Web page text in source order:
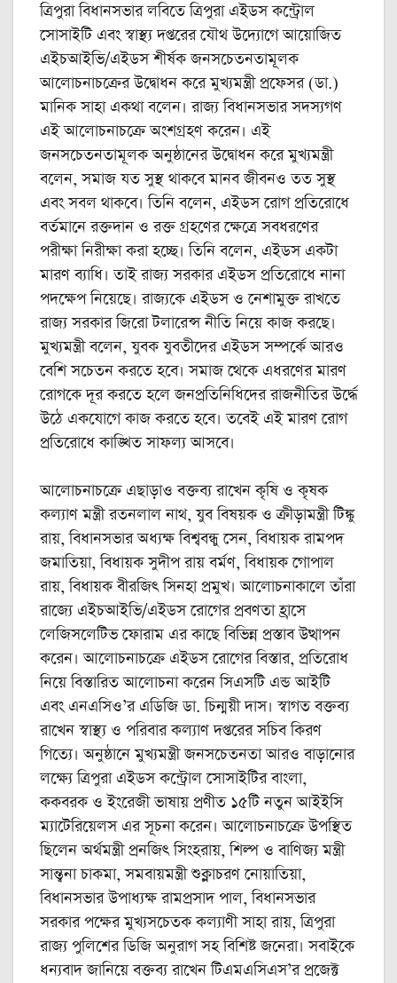
ত্রিপুরা বিধানসভার লবিতে ত্রিপুরা এইডস কন্ট্রোল
সোসাইটি এবং স্বাস্থ্য দপ্তরের যৌথ উদ্যোগে আয়োজিত
এইচআইভি/এইডস শীর্ষক জনসচেতনতামূলক
আলোচনাচক্রের উদ্বোধন করে মুখ্যমন্ত্রী প্রফেসর (ডা.)
মানিক সাহা একথা বলেন। রাজ্য বিধানসভার সদস্যগণ
এই আলোচনাচক্রে অংশগ্রহণ করেন। এই
জনসচেতনতামূলক অনুষ্ঠানের উদ্বোধন করে মুখ্যমন্ত্রী
বলেন, সমাজ যত সুস্থ থাকবে মানব জীবনও তত সুস্থ
এবং সবল থাকবে। তিনি বলেন, এইডস রোগ প্রতিরোধে
বর্তমানে রক্তদান ও রক্ত গ্রহণের ক্ষেত্রে সবধরণের
পরীক্ষা নিরীক্ষা করা হচ্ছে। তিনি বলেন, এইডস একটা
মারণ ব্যাধি। তাই রাজ্য সরকার এইডস প্রতিরোধে নানা
পদক্ষেপ নিয়েছে। রাজ্যকে এইডস ও নেশামুক্ত রাখতে
রাজ্য সরকার জিরো টলারেন্স নীতি নিয়ে কাজ করছে।
মুখ্যমন্ত্রী বলেন, যুবক যুবতীদের এইডস সম্পর্কে আরও
বেশি সচেতন করতে হবে। সমাজ থেকে এধরণের মারণ
রোগকে দূর করতে হলে জনপ্রতিনিধিদের রাজনীতির উর্দ্ধে
উঠে একযোগে কাজ করতে হবে। তবেই এই মারণ রোগ
প্রতিরোধে কাঙ্খিত সাফল্য আসবে।
আলোচনাচক্রে এছাড়াও বক্তব্য রাখেন কৃষি ও কৃষক
কল্যাণ মন্ত্রী রতনলাল নাথ, যুব বিষয়ক ও ক্রীড়ামন্ত্রী টিঙ্কু
রায়, বিধানসভার অধ্যক্ষ বিশ্ববন্ধু সেন, বিধায়ক রামপদ
জমাতিয়া, বিধায়ক সুদীপ রায় বর্মণ, বিধায়ক গোপাল
রায়, বিধায়ক বীরজিৎ সিনহা প্রমুখ। আলোচনাকালে তাঁরা
রাজ্যে এইচআইভি/এইডস রোগের প্রবণতা হ্রাসে
লেজিসলেটিভ ফোরাম এর কাছে বিভিন্ন প্রস্তাব উত্থাপন
করেন। আলোচনাচক্রে এইডস রোগের বিস্তার, প্রতিরোধ
নিয়ে বিস্তারিত আলোচনা করেন সিএসটি এন্ড আইটি
এবং এনএসিও’র এডিজি ডা. চিন্ময়ী দাস। স্বাগত বক্তব্য
রাখেন স্বাস্থ্য ও পরিবার কল্যাণ দপ্তরের সচিব কিরণ
গিত্যে। অনুষ্ঠানে মুখ্যমন্ত্রী জনসচেতনতা আরও বাড়ানোর
লক্ষ্যে ত্রিপুরা এইডস কন্ট্রোল সোসাইটির বাংলা,
ককবরক ও ইংরেজী ভাষায় প্রণীত ১৫টি নতুন আইইসি
ম্যাটেরিয়েলস এর সূচনা করেন। আলোচনাচক্রে উপস্থিত
ছিলেন অর্থমন্ত্রী প্রনজিৎ সিংহরায়, শিল্প ও বাণিজ্য মন্ত্রী
সান্ত্বনা চাকমা, সমবায়মন্ত্রী শুক্লাচরণ নোয়াতিয়া,
বিধানসভার উপাধ্যক্ষ রামপ্রসাদ পাল, বিধানসভার
সরকার পক্ষের মুখ্যসচেতক কল্যাণী সাহা রায়, ত্রিপুরা
রাজ্য পুলিশের ডিজি অনুরাগ সহ বিশিষ্ট জনেরা। সবাইকে
ধন্যবাদ জানিয়ে বক্তব্য রাখেন টিএমএসিএস’র প্রজেক্ট